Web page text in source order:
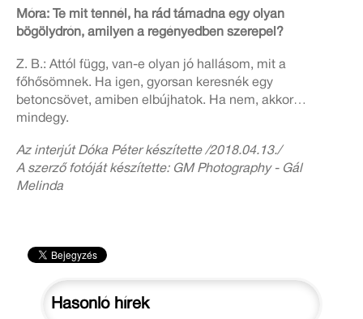
Móra: Te mit tennél, ha rád támadna egy olyan
bögölydrón, amilyen a regényedben szerepel?
Z. B.: Attól függ, van-e olyan jó hallásom, mit a
főhősömnek. Ha igen, gyorsan keresnék egy
betoncsövet, amiben elbújhatok. Ha nem, akkor…
mindegy.
Az interjút Dóka Péter készítette /2018.04.13./
A szerző fotóját készítette: GM Photography - Gál
Melinda
Hasonló hírek